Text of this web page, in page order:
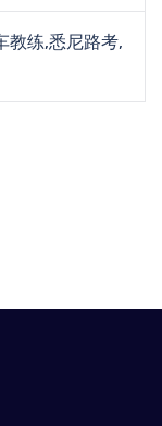
教练,悉尼路考,